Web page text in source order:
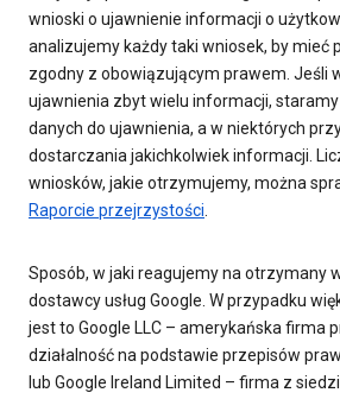
wnioski o ujawnienie informacji o
analizujemy każdy taki wniosek, by mieć
zgodny z obowiązującym prawem. Jeśli
ujawnienia zbyt wielu informacji,
danych do ujawnienia, a w niektórych
dostarczania jakichkolwiek informacji.
wniosków, jakie otrzymujemy, można
Raporcie przejrzystości
Sposób, w jaki reagujemy na otrzymany
dostawcy usług Google. W przypadku
jest to Google LLC – amerykańska firma
działalność na podstawie przepisów
lub Google Ireland Limited – firma z